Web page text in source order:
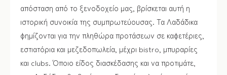
απόσταση από το ξενοδοχείο μας, βρίσκεται αυτή η
ιστορική συνοικία της συμπρωτεύουσας. Τα Λαδάδικα
φημίζονται για την πληθώρα προτάσεων σε καφετέριες,
εστιατόρια και μεζεδοπωλεία, μέχρι bistro, μπυραρίες
και clubs. Όποιο είδος διασκέδασης και να προτιμάτε,